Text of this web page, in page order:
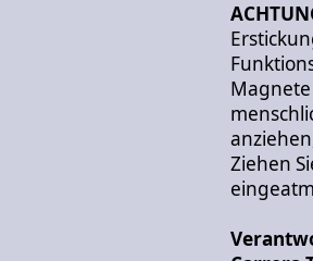
Ziehen